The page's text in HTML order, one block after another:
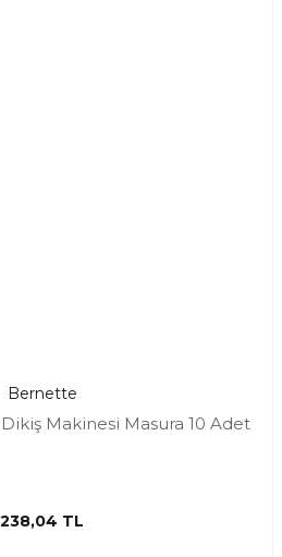
Bernette
Makinesi Masura 10 Adet
238,04 TL